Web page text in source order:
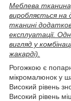
Меблева
виробляється на
тканині
експлуатації.
вигляд у
жакарді).
Рогожкою є
мікромалюнок у
Високий рівень
Високий рівень